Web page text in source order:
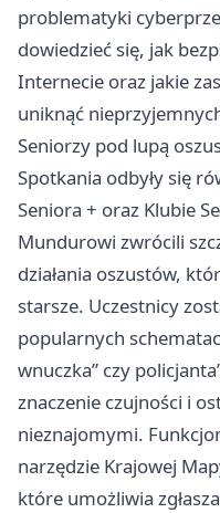
problematyki
dowiedzieć się, jak
Internecie oraz jakie
uniknąć
Seniorzy pod lupą
Spotkania odbyły się
Seniora + oraz Klubie
Mundurowi zwrócili
działania oszustów,
starsze. Uczestnicy
popularnych
wnuczka” czy
znaczenie czujności i
nieznajomymi.
narzędzie Krajowej
które umożliwia